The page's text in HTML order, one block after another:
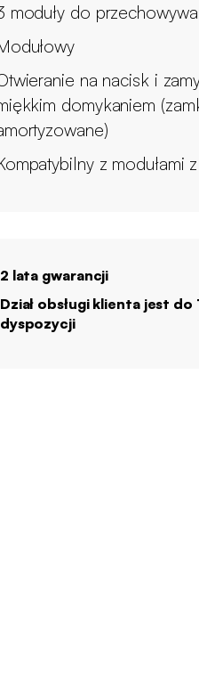
moduły do
na nacisk i
domykaniem
z modułami
2 lata gwarancji
Dział obsługi klienta jest do
dyspozycji